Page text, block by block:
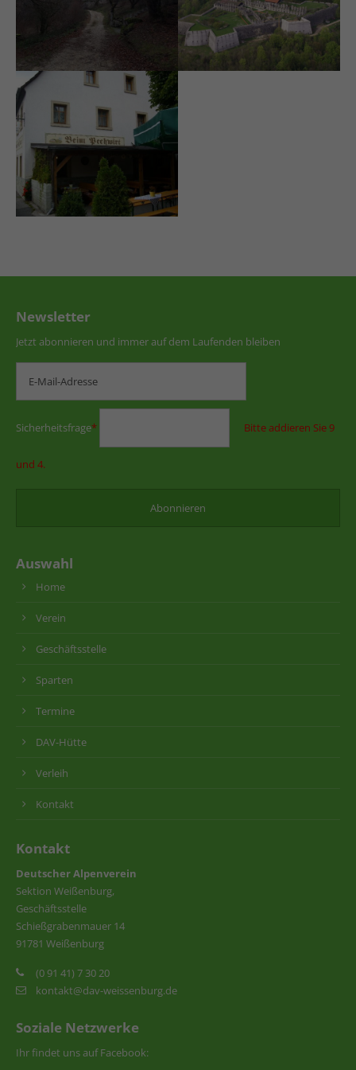
Newsletter
Jetzt abonnieren und immer auf dem Laufenden bleiben
Sicherheitsfrage* Bitte addieren Sie 9
und 4.
Auswahl
Home
Verein
Geschäftsstelle
Sparten
Termine
DAV-Hütte
Verleih
Kontakt
Kontakt
Deutscher Alpenverein
Sektion Weißenburg,
Geschäftsstelle
Schießgrabenmauer 14
91781 Weißenburg
(0 91 41) 7 30 20
kontakt@dav-weissenburg.de
Soziale Netzwerke
Ihr findet uns auf Facebook: